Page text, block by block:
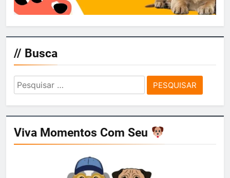
// Busca
Pesquisar
por:
Viva Momentos Com Seu